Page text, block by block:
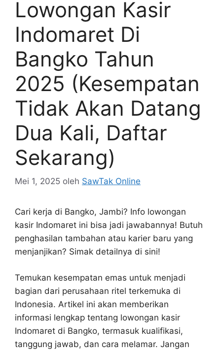
Lowongan Kasir
Indomaret Di
Bangko Tahun
2025 (Kesempatan
Tidak Akan Datang
Dua Kali, Daftar
Sekarang)
Mei 1, 2025 oleh SawTak Online
Cari kerja di Bangko, Jambi? Info lowongan
kasir Indomaret ini bisa jadi jawabannya! Butuh
penghasilan tambahan atau karier baru yang
menjanjikan? Simak detailnya di sini!
Temukan kesempatan emas untuk menjadi
bagian dari perusahaan ritel terkemuka di
Indonesia. Artikel ini akan memberikan
informasi lengkap tentang lowongan kasir
Indomaret di Bangko, termasuk kualifikasi,
tanggung jawab, dan cara melamar. Jangan